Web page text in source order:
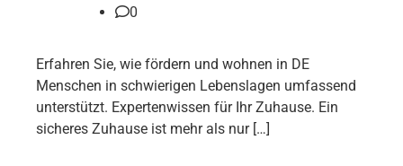
0
Erfahren Sie, wie fördern und wohnen in DE
Menschen in schwierigen Lebenslagen umfassend
unterstützt. Expertenwissen für Ihr Zuhause. Ein
sicheres Zuhause ist mehr als nur […]